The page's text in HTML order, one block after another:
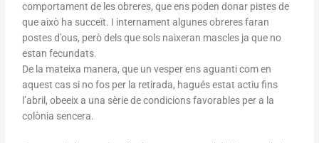
comportament de les obreres, que ens poden donar pistes de
que això ha succeït. I internament algunes obreres faran
postes d’ous, però dels que sols naixeran mascles ja que no
estan fecundats.
De la mateixa manera, que un vesper ens aguanti com en
aquest cas si no fos per la retirada, hagués estat actiu fins
l’abril, obeeix a una sèrie de condicions favorables per a la
colònia sencera.